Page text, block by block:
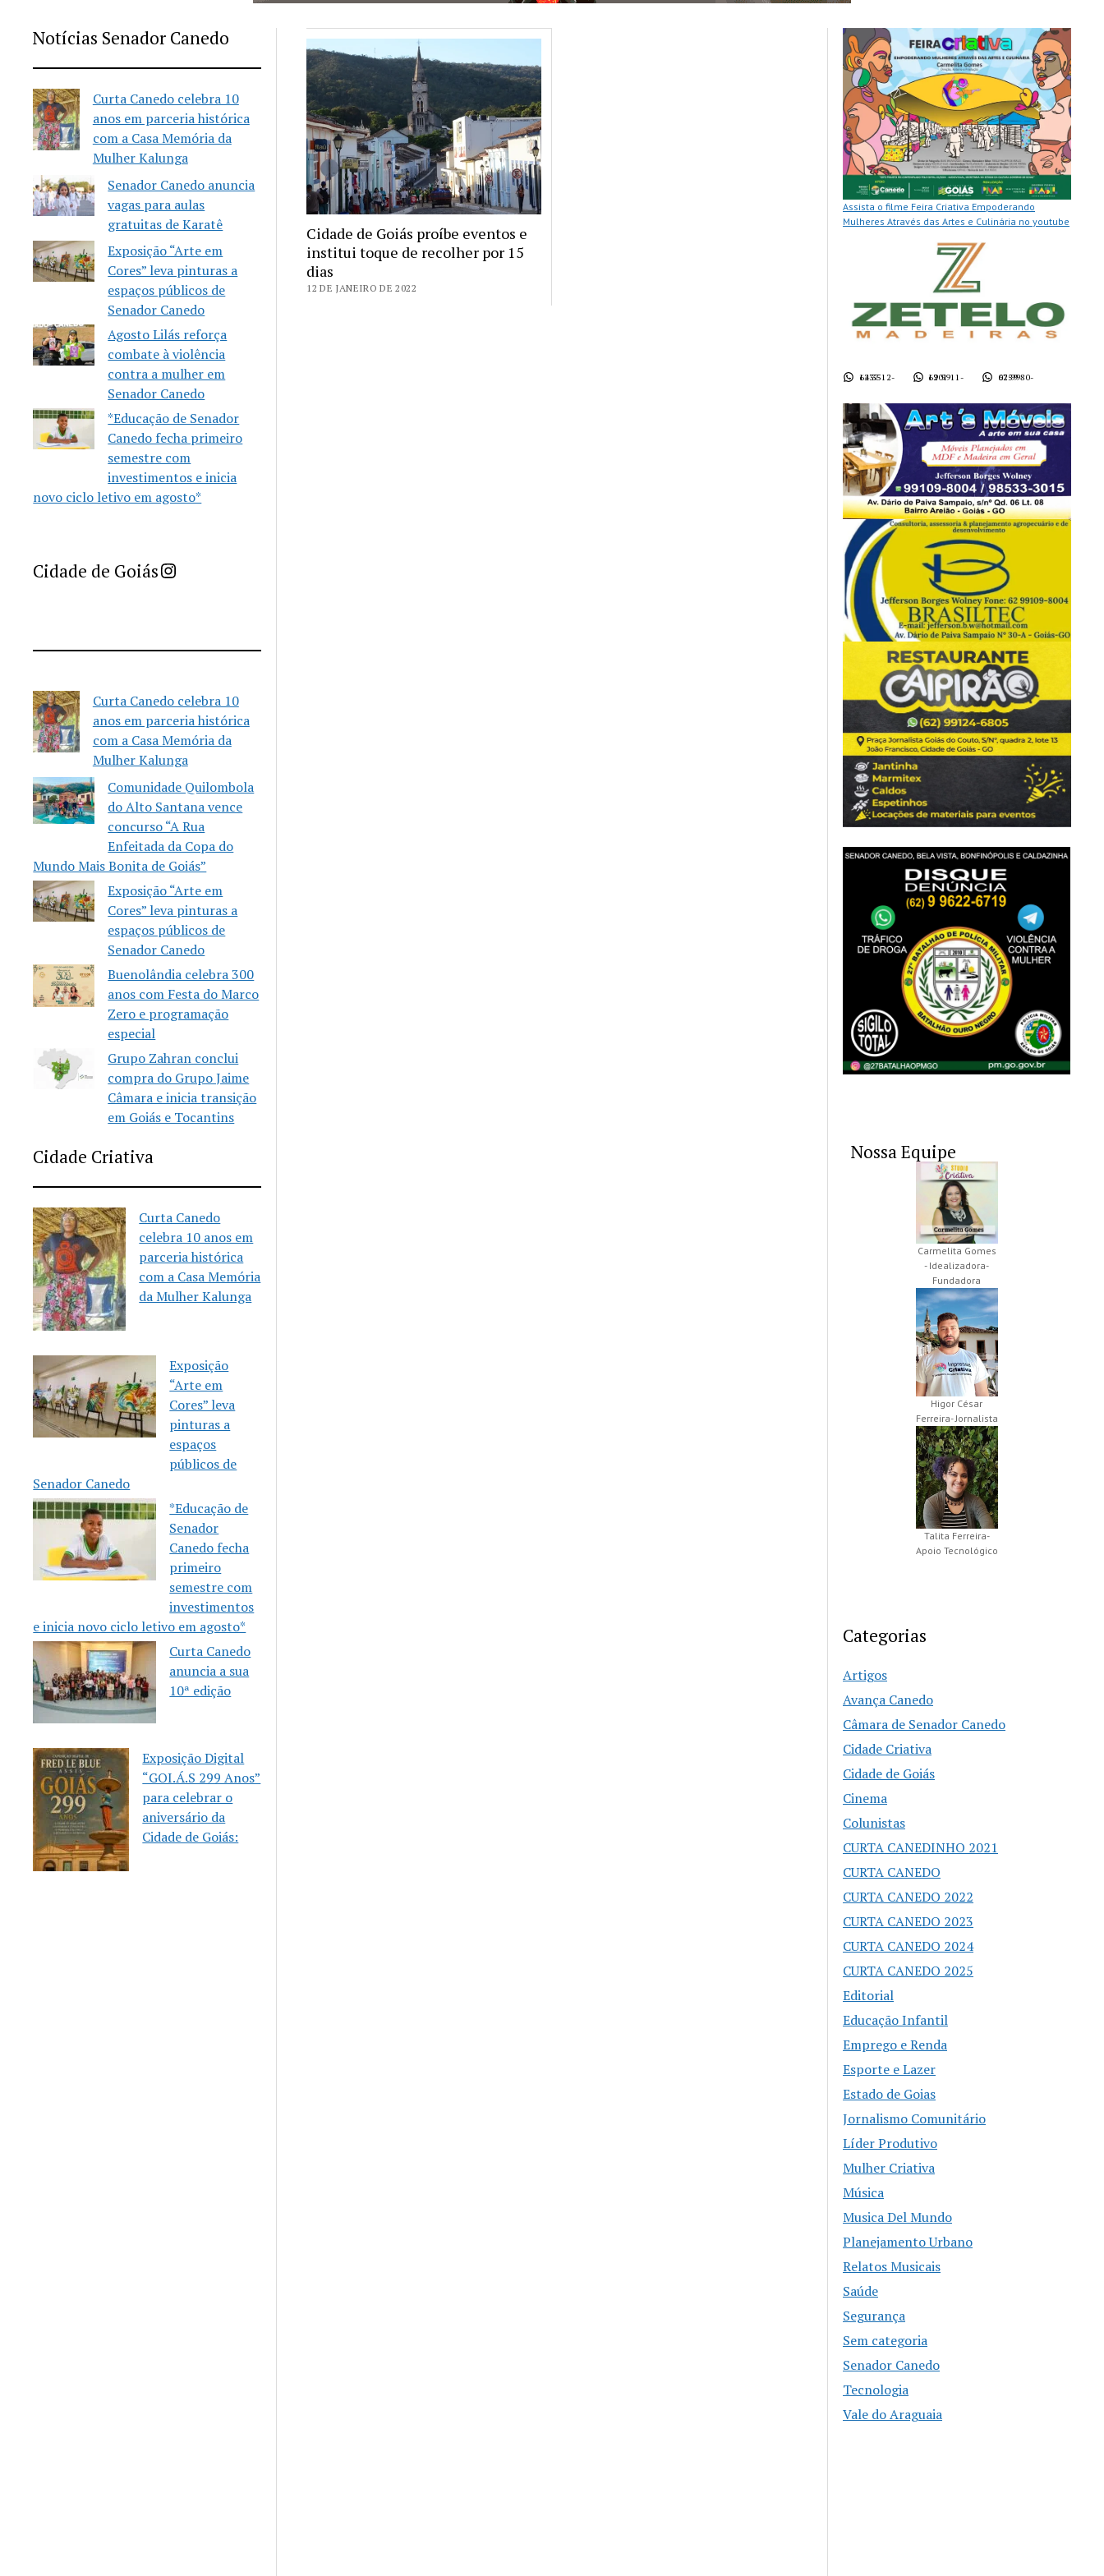
Notícias Senador Canedo
Curta Canedo celebra 10
anos em parceria histórica
com a Casa Memória da
Mulher Kalunga
Senador Canedo anuncia
vagas para aulas
gratuitas de Karatê
Exposição “Arte em
Cores” leva pinturas a
espaços públicos de
Senador Canedo
Agosto Lilás reforça
combate à violência
contra a mulher em
Senador Canedo
*Educação de Senador
Canedo fecha primeiro
semestre com
investimentos e inicia
novo ciclo letivo em agosto*
Cidade de GoiásImprensa Criativa da Cidade de Goiás
Curta Canedo celebra 10
anos em parceria histórica
com a Casa Memória da
Mulher Kalunga
Comunidade Quilombola
do Alto Santana vence
concurso “A Rua
Enfeitada da Copa do
Mundo Mais Bonita de Goiás”
Exposição “Arte em
Cores” leva pinturas a
espaços públicos de
Senador Canedo
Buenolândia celebra 300
anos com Festa do Marco
Zero e programação
especial
Grupo Zahran conclui
compra do Grupo Jaime
Câmara e inicia transição
em Goiás e Tocantins
Cidade Criativa
Curta Canedo
celebra 10 anos em
parceria histórica
com a Casa Memória
da Mulher Kalunga
Exposição
“Arte em
Cores” leva
pinturas a
espaços
públicos de
Senador Canedo
*Educação de
Senador
Canedo fecha
primeiro
semestre com
investimentos
e inicia novo ciclo letivo em agosto*
Curta Canedo
anuncia a sua
10ª edição
Exposição Digital
“GOI.Á.S 299 Anos”
para celebrar o
aniversário da
Cidade de Goiás:
Cidade de Goiás proíbe eventos e
institui toque de recolher por 15
dias
12 DE JANEIRO DE 2022
Assista o filme Feira Criativa Empoderando
Mulheres Através das Artes e Culinária no youtube
62 3512-1437 62 9911-1901 62 9980-0759
Nossa Equipe
Carmelita Gomes
- Idealizadora-
Fundadora
Higor César
Ferreira- Jornalista
Talita Ferreira-
Apoio Tecnológico
Categorias
Artigos
Avança Canedo
Câmara de Senador Canedo
Cidade Criativa
Cidade de Goiás
Cinema
Colunistas
CURTA CANEDINHO 2021
CURTA CANEDO
CURTA CANEDO 2022
CURTA CANEDO 2023
CURTA CANEDO 2024
CURTA CANEDO 2025
Editorial
Educação Infantil
Emprego e Renda
Esporte e Lazer
Estado de Goias
Jornalismo Comunitário
Líder Produtivo
Mulher Criativa
Música
Musica Del Mundo
Planejamento Urbano
Relatos Musicais
Saúde
Segurança
Sem categoria
Senador Canedo
Tecnologia
Vale do Araguaia